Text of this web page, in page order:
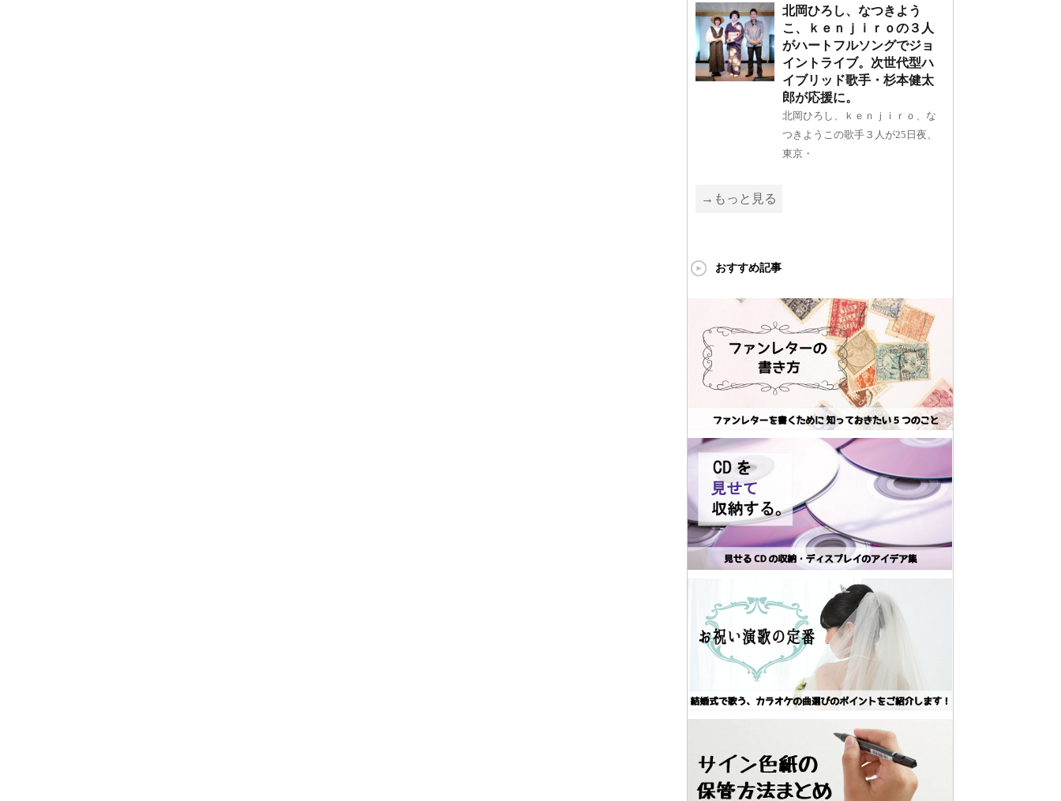
北岡ひろし、なつきよう
こ、ｋｅｎｊｉｒｏの３人
がハートフルソングでジョ
イントライブ。次世代型ハ
イブリッド歌手・杉本健太
郎が応援に。
北岡ひろし、ｋｅｎｊｉｒｏ、な
つきようこの歌手３人が25日夜、
東京・
→もっと見る
おすすめ記事